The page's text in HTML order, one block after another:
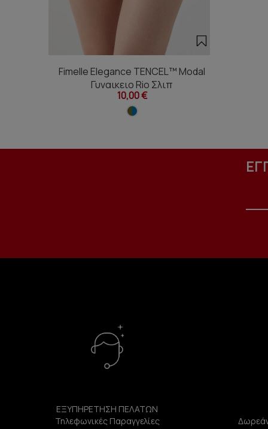
Fimelle Elegance TENCEL™ Modal
Γυναικειο Rio Σλιπ
10,00 €
ΕΞΥΠΗΡΕΤΗΣΗ ΠΕΛΑΤΩΝ
Τηλεφωνικές Παραγγελίες